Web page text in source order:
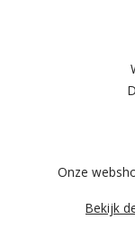
Onze
Bekijk